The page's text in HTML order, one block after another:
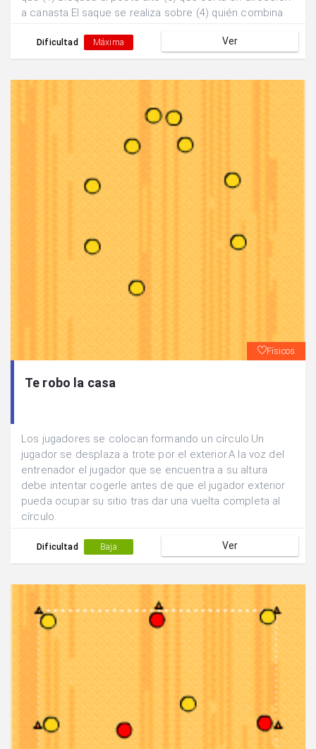
a canasta.El saque se realiza sobre (4) quién combina
tras bloqueo de (5) para lanzamiento exterior.
Dificultad Máxima Ver
Físicos
Te robo la casa
Los jugadores se colocan formando un círculo.Un
jugador se desplaza a trote por el exterior.A la voz del
entrenador el jugador que se encuentra a su altura
debe intentar cogerle antes de que el jugador exterior
pueda ocupar su sitio tras dar una vuelta completa al
círculo.
Dificultad Baja Ver